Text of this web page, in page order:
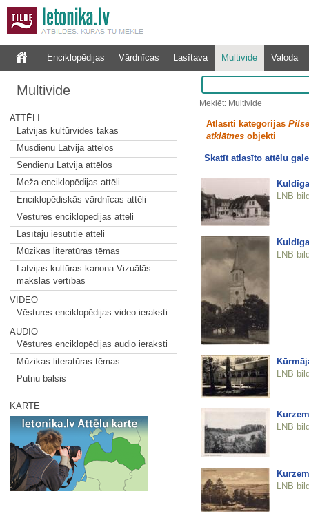
Enciklopēdijas Vārdnīcas Lasītava Multivide Valoda
Multivide
ATTĒLI
Latvijas kultūrvides takas
Mūsdienu Latvija attēlos
Sendienu Latvija attēlos
Meža enciklopēdijas attēli
Enciklopēdiskās vārdnīcas attēli
Vēstures enciklopēdijas attēli
Lasītāju iesūtītie attēli
Mūzikas literatūras tēmas
Latvijas kultūras kanona Vizuālās
mākslas vērtības
VIDEO
Vēstures enciklopēdijas video ieraksti
AUDIO
Vēstures enciklopēdijas audio ieraksti
Mūzikas literatūras tēmas
Putnu balsis
KARTE
Meklēt: Multivide
Atlasīti kategorijas
atklātnesobjekti
Skatīt atlasīto attēlu
LNB
LNB
LNB
LNB
LNB